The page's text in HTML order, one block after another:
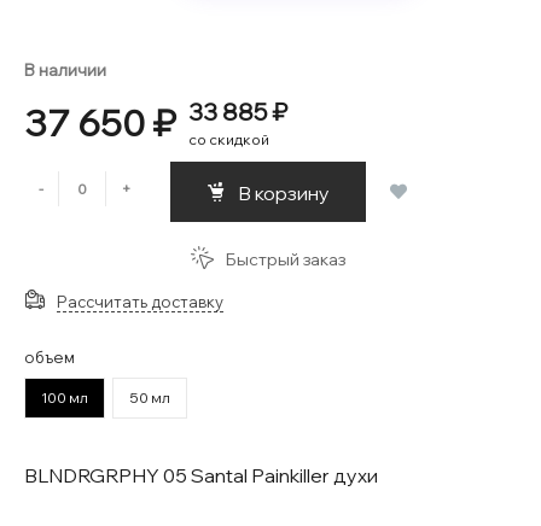
В наличии
37 650 ₽ 33 885 ₽
со скидкой
- + В корзину
Быстрый заказ
Рассчитать доставку
объем
100 мл 50 мл
BLNDRGRPHY 05 Santal Painkiller духи